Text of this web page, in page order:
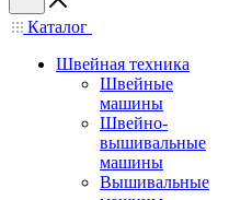
Каталог
Швейная техника
Швейные
машины
Швейно-
вышивальные
машины
Вышивальные